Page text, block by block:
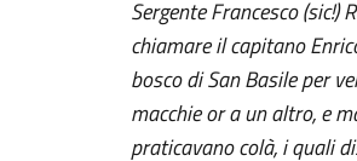
Sergente Francesco (sic!)
chiamare il capitano
bosco di San Basile per
macchie or a un altro, e
praticavano colà, i quali